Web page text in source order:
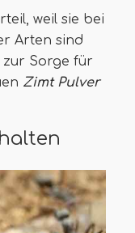
weil sie bei
Arten sind
zur Sorge für
Zimt Pulver